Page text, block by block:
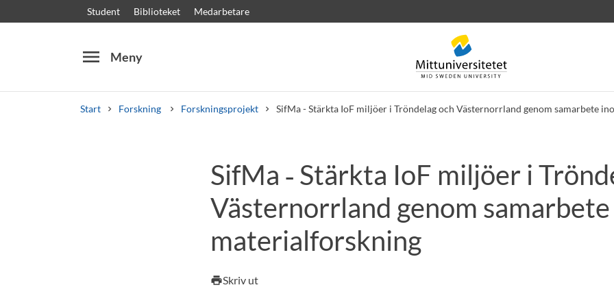
Student Biblioteket Medarbetare
menu Meny
Start Forskning Forskningsprojekt SifMa - Stärkta IoF miljöer i Tröndelag och Västernorrland genom samarbete
Kursplaner VälkomstbrevPersonalLediga jobb
SifMa ‑ Stärkta IoF miljöer i
Västernorrland genom
materialforskning
printSkriv ut